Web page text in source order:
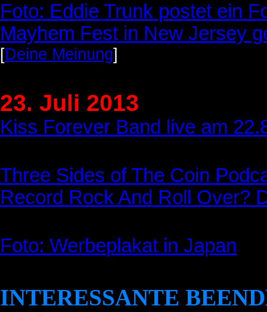
Foto: Eddie Trunk postet ein
Mayhem Fest in New Jersey
[Deine Meinung]
23. Juli 2013
Kiss Forever Band live am
Three Sides of The Coin
Record Rock And Roll Over?
Foto: Werbeplakat in Japan
INTERESSANTE